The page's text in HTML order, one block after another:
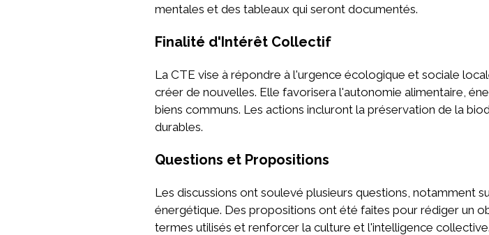
mentales et des tableaux qui seront documentés.
Finalité d'Intérêt Collectif
La CTE vise à répondre à l'urgence écologique et sociale
créer de nouvelles. Elle favorisera l'autonomie alimentaire,
biens communs. Les actions incluront la préservation de la
durables.
Questions et Propositions
Les discussions ont soulevé plusieurs questions, notamment
énergétique. Des propositions ont été faites pour rédiger un
termes utilisés et renforcer la culture et l'intelligence collective.